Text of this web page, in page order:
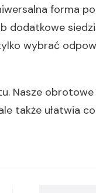
forma
dodatkowe
wybrać
Nasze
także ułatwia